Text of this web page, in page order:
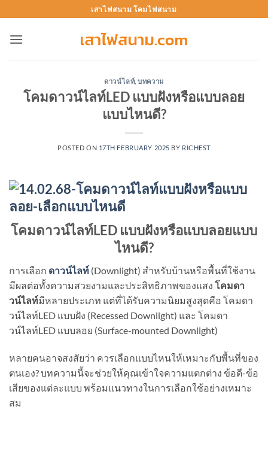
to
content
เสาไฟสนาม โคมไฟสนาม
ดาวน์ไลท์ ,บทความ
โคมดาวน์ไลท์LED แบบฝังหรือแบบลอย
แบบไหนดี?
POSTED ON 17TH FEBRUARY 2025 BY RICHEST
โคมดาวน์ไลท์LED แบบฝังหรือแบบลอยแบบ
ไหนดี?
การเลือก ดาวน์ไลท์ (Downlight) สำหรับบ้านหรือพื้นที่ใช้งาน
มีผลต่อทั้งความสวยงามและประสิทธิภาพของแสง โคมดา
วน์ไลท์มีหลายประเภท แต่ที่ได้รับความนิยมสูงสุดคือ โคมดา
วน์ไลท์LED แบบฝัง (Recessed Downlight) และ โคมดา
วน์ไลท์LED แบบลอย (Surface-mounted Downlight)
หลายคนอาจสงสัยว่า ควรเลือกแบบไหนให้เหมาะกับพื้นที่ของ
ตนเอง? บทความนี้จะช่วยให้คุณเข้าใจความแตกต่าง ข้อดี-ข้อ
เสียของแต่ละแบบ พร้อมแนวทางในการเลือกใช้อย่างเหมาะ
สม